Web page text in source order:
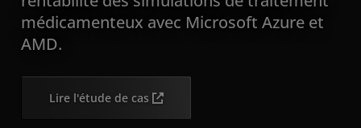
médicamenteux avec Microsoft Azure et
AMD.
Lire l'étude de cas